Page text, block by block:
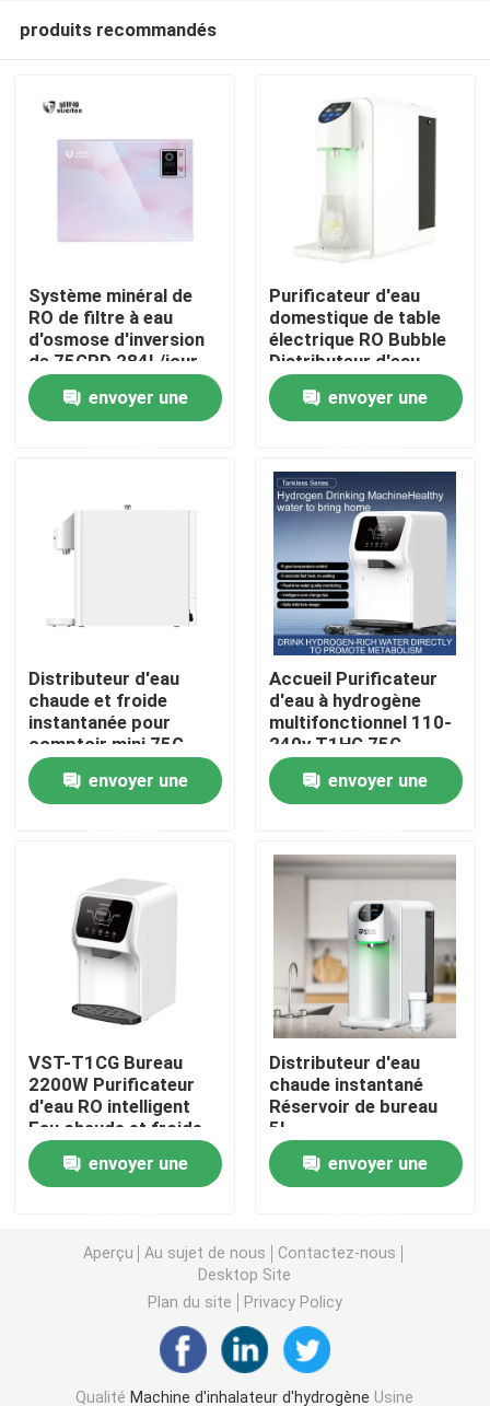
Produits
À propos de nous
Contrôle de qualité
Contactez-nous
Nouvelles
Cas
Machine d'inhalateur d'hydrogène
Machine à eau riche en hydrogène
Purificateur d'eau domestique
Distributeur de purificateur d'eau
Purificateur d'eau sous évier
Filtre à eau OI
Réactif d'essai à l'hydrogène
produits recommandés
Système minéral de
RO de filtre à eau
d'osmose d'inversion
de 75GPD 284L/jour
envoyer une
Purificateur d'eau
domestique de table
électrique RO Bubble
Distributeur d'eau
d'hydrogène Réservoir
d'eau 6Lenvoyer une
Distributeur d'eau
chaude et froide
instantanée pour
comptoir mini 75G
envoyer une
Accueil Purificateur
d'eau à hydrogène
multifonctionnel 110-
240v T1HG 75G
envoyer une
VST-T1CG Bureau
2200W Purificateur
d'eau RO intelligent
Eau chaude et froide
75G Après service
Pièces détachées
gratuites
envoyer une
Distributeur d'eau
chaude instantané
Réservoir de bureau
5L
envoyer une
Aperçu Au sujet de nous
Contactez-nous
Desktop Site
Plan du site
Privacy Policy
Qualité Machine d'inhalateur d'hydrogène Usine